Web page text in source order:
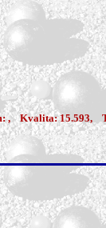
, Kvalita: